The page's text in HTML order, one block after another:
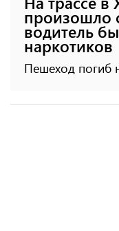
произошло
водитель
наркотиков
Пешеход погиб